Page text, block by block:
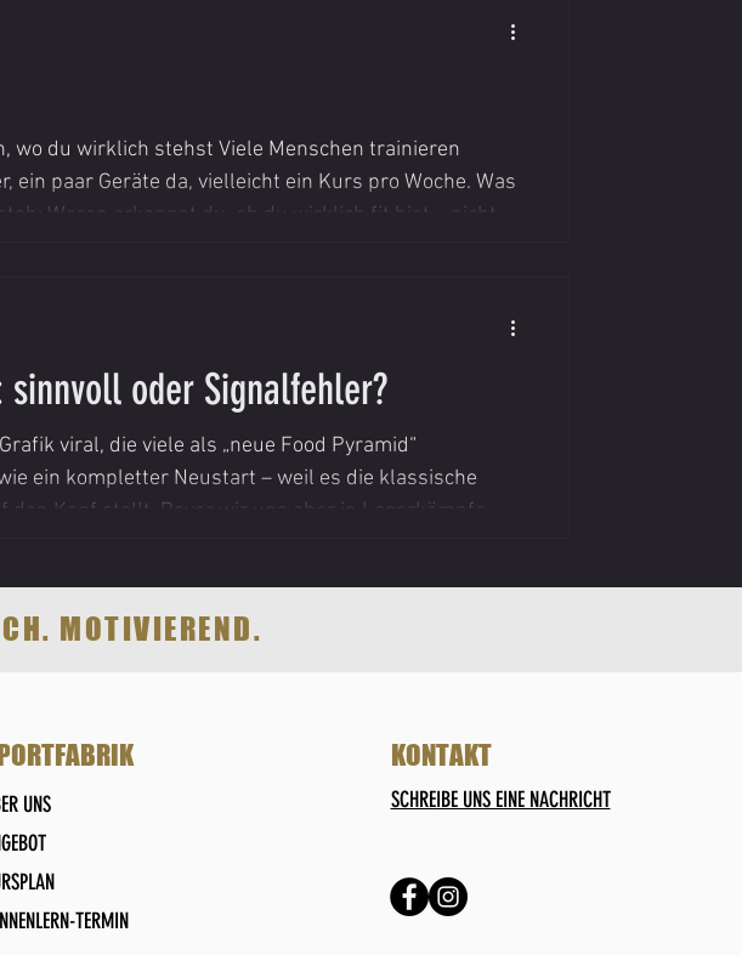
wo du wirklich stehst Viele Menschen trainieren
ein paar Geräte da, vielleicht ein Kurs pro Woche. Was
Woran erkennst du, ob du wirklich fit bist – nicht
sinnvoll oder Signalfehler?
viral, die viele als „neue Food Pyramid“
ein kompletter Neustart – weil es die klassische
Kopf stellt. Bevor wir uns aber in Lagerkämpfe
MOTIVIEREND.
UNS
TERMIN
KONTAKT
SCHREIBE UNS EINE NACHRICHT